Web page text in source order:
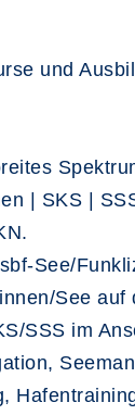
und
| SKS |
See/
See
SSS im